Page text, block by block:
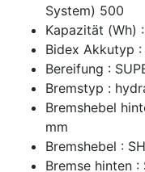
System) 500
Kapazität (Wh)
Bidex Akkutyp
Bereifung :
Bremstyp :
Bremshebel
mm
Bremshebel :
Bremse hinten :